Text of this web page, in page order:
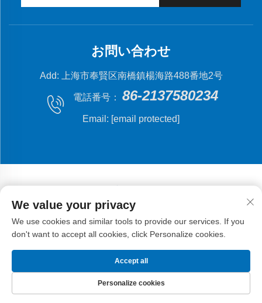
お問い合わせ
Add: 上海市奉賢区南橋鎮楊海路488番地2号
電話番号： 86-2137580234
Email: [email protected]
著作権 © 2024 上海フライングフィッシュ機械製造有限
公司。プライバシーポリシー
ホーム 製品 メールアドレス 電話番号
We value your privacy
We use cookies and similar tools to provide our services. If you
don't want to accept all cookies, click Personalize cookies.
Personalize cookies
Accept all